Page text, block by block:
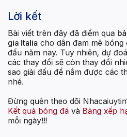
Lời kết
Bài viết trên đây đã điểm qua
gia Italia cho dân đam mê bóng
đấu năm nay. Tuy nhiên, dự
các thay đổi sẽ còn thay đổi
sao giải đấu để nắm được các
nhé.
Đừng quên theo dõi
Kết quả bóng đá và Bảng xếp
mỗi ngày!!!